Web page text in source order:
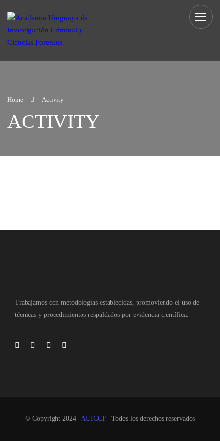
Home Activity
ACTIVITY
Trabajamos con metodologías establecidas, promoviendo el uso de
técnicas y procedimientos respaldados por evidencia científica.
© Copyright 2024 | AUICCF | Todos los derechos reservados